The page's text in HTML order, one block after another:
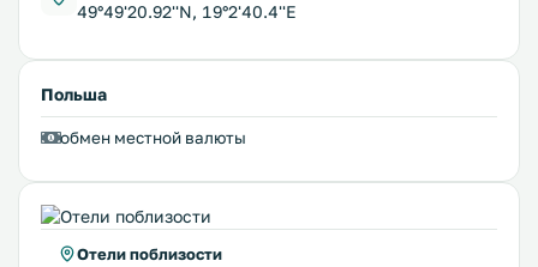
49°49'20.92''N, 19°2'40.4''E
Польша
обмен местной валюты
Отели поблизости